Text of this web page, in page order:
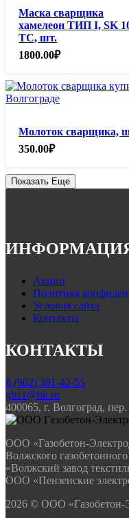
Маска сварщика
хамелеон ТИП I, SK
TC, шт.
1800.00₽
Молоток сварщика,
350.00₽
Показать Еще
Акции
Политика
Условия сайта
Контакты
КОНТАКТЫ
8 (902) 381-42-55
gbz1@bk.ru
400065, г. Волгоград,
ООО «Газобетон-
Волжского
«Волжский завод
ООО «Пензенские
2026 © ООО «Газобетон-